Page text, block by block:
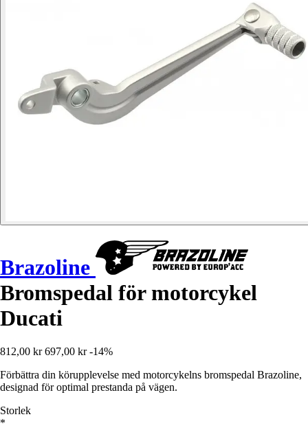
Brazoline
Bromspedal för motorcykel
Ducati
812,00 kr 697,00 kr -14%
Förbättra din körupplevelse med motorcykelns bromspedal Brazoline,
designad för optimal prestanda på vägen.
Storlek
*